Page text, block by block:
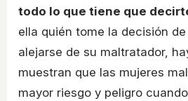
todo lo que tiene que
ella quién tome la decisión
alejarse de su maltratador,
muestran que las mujeres
mayor riesgo y peligro